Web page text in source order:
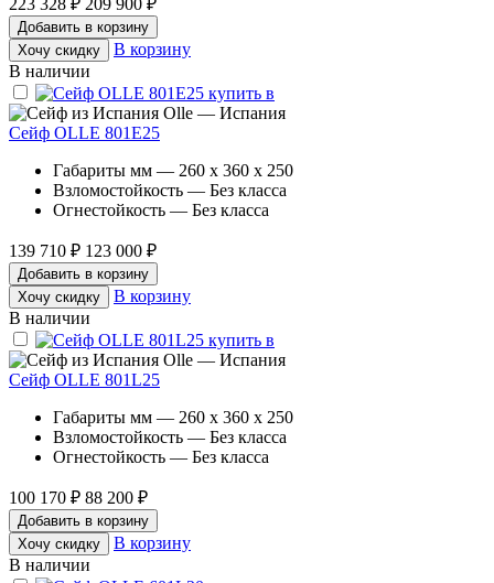
Добавить в корзину
Хочу скидку
В корзину
В наличии
Olle — Испания
Сейф OLLE 801E25
Габариты мм — 260 x 360 x 250
Взломостойкость — Без класса
Огнестойкость — Без класса
139 710 ₽ 123 000 ₽
Добавить в корзину
Хочу скидку
В корзину
В наличии
Olle — Испания
Сейф OLLE 801L25
Габариты мм — 260 x 360 x 250
Взломостойкость — Без класса
Огнестойкость — Без класса
100 170 ₽ 88 200 ₽
Добавить в корзину
Хочу скидку
В корзину
В наличии